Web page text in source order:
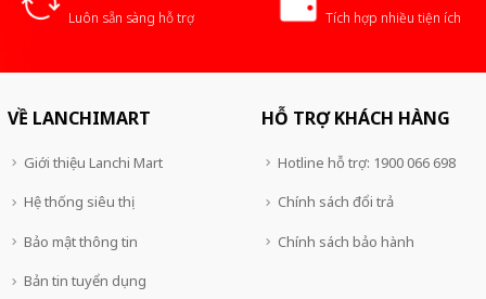
Luôn sẵn sàng hỗ trợ
Tích hợp nhiều tiện ích
VỀ LANCHIMART
Giới thiệu Lanchi Mart
Hệ thống siêu thị
Bảo mật thông tin
Bản tin tuyển dụng
HỖ TRỢ KHÁCH HÀNG
Hotline hỗ trợ: 1900 066 698
Chính sách đổi trả
Chính sách bảo hành